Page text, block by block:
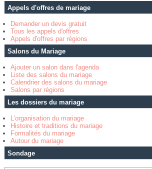
Appels d'offres de mariage
Demander un devis gratuit
Tous les appels d'offres
Appels d'offres par régions
Salons du Mariage
Ajouter un salon dans l'agenda
Liste des salons du mariage
Calendrier des salons du mariage
Salons par régions
Les dossiers du mariage
L'organisation du mariage
Histoire et traditions du mariage
Formalités du mariage
Autour du mariage
Sondage